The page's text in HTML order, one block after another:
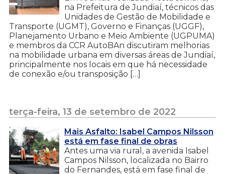
na Prefeitura de Jundiaí, técnicos das
Unidades de Gestão de Mobilidade e
Transporte (UGMT), Governo e Finanças (UGGF),
Planejamento Urbano e Meio Ambiente (UGPUMA)
e membros da CCR AutoBAn discutiram melhorias
na mobilidade urbana em diversas áreas de Jundiaí,
principalmente nos locais em que há necessidade
de conexão e/ou transposição […]
terça-feira, 13 de setembro de 2022
Mais Asfalto: Isabel Campos Nilsson
está em fase final de obras
Antes uma via rural, a avenida Isabel
Campos Nilsson, localizada no Bairro
do Fernandes, está em fase final de